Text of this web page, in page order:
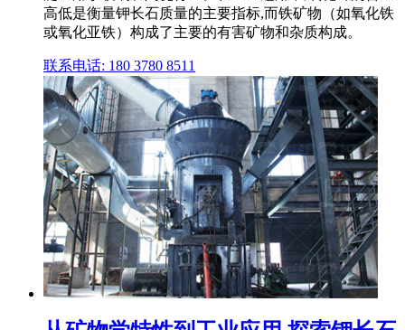
高低是衡量钾长石质量的主要指标,而铁矿物（如氧化铁
或氧化亚铁）构成了主要的有害矿物和杂质构成。
联系电话: 180 3780 8511